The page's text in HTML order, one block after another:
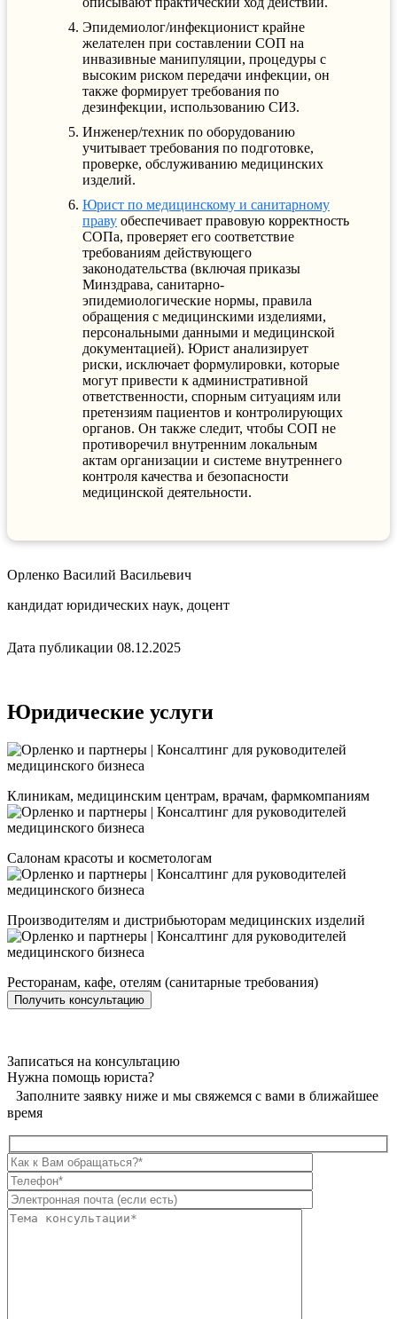
Эпидемиолог/инфекционист крайне
желателен при составлении СОП на
инвазивные манипуляции, процедуры с
высоким риском передачи инфекции, он
также формирует требования по
дезинфекции, использованию СИЗ.
Инженер/техник по оборудованию
учитывает требования по подготовке,
проверке, обслуживанию медицинских
изделий.
Юрист по медицинскому и санитарному
праву обеспечивает правовую корректность
СОПа, проверяет его соответствие
требованиям действующего
законодательства (включая приказы
Минздрава, санитарно-
эпидемиологические нормы, правила
обращения с медицинскими изделиями,
персональными данными и медицинской
документацией). Юрист анализирует
риски, исключает формулировки, которые
могут привести к административной
ответственности, спорным ситуациям или
претензиям пациентов и контролирующих
органов. Он также следит, чтобы СОП не
противоречил внутренним локальным
актам организации и системе внутреннего
контроля качества и безопасности
медицинской деятельности.
Орленко Василий Васильевич
кандидат юридических наук, доцент
Дата публикации 08.12.2025
Юридические услуги
Клиникам, медицинским центрам, врачам, фармкомпаниям
Салонам красоты и косметологам
Производителям и дистрибьюторам медицинских изделий
Ресторанам, кафе, отелям (санитарные требования)
Получить консультацию
Записаться на консультацию
Нужна помощь юриста?
Заполните заявку ниже и мы свяжемся с вами в ближайшее
время